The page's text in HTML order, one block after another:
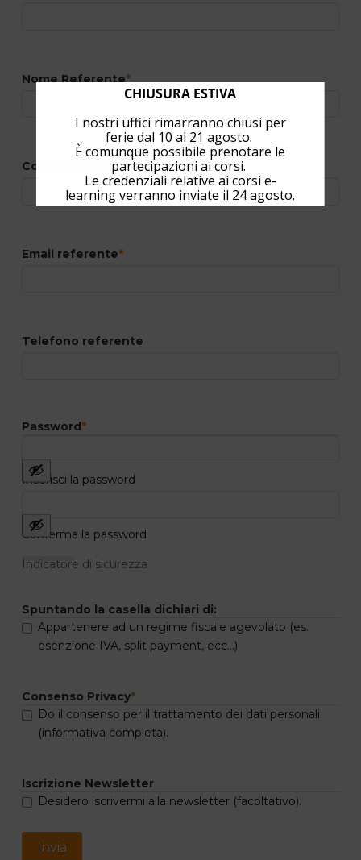
Nome Referente*
Cognome Referente*
Email referente*
Telefono referente
Password *
Inserisci la password
Conferma la password
Indicatore di sicurezza
Spuntando la casella dichiari di:
Appartenere ad un regime fiscale agevolato (es.
esenzione IVA, split payment, ecc...)
Consenso Privacy*
Do il consenso per il trattamento dei dati personali
(informativa completa).
Iscrizione Newsletter
Desidero iscrivermi alla newsletter (facoltativo).
CHIUSURA ESTIVA
I nostri uffici rimarranno chiusi per
ferie dal 10 al 21 agosto.
È comunque possibile prenotare le
partecipazioni ai corsi.
Le credenziali relative ai corsi e-
learning verranno inviate il 24 agosto.